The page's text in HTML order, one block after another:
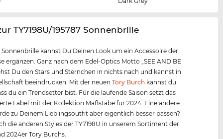
TY7198U/195787 Sonnenbrille
Sonnenbrille kannst Du Deinen Look um ein Accessoire der
ergänzen. Ganz nach dem Edel-Optics Motto „SEE AND BE
Du den Stars und Sternchen in nichts nach und kannst in
beeindrucken. Mit der neuenTory Burch kannst du
du ein Trendsetter bist. Für die laufende Saison setzt das
Label mit der Kollektion Maßstäbe für 2024. Eine andere
zu Deinem Lieblingsoutfit aber eigentlich besser passen?
die anderen Styles der TY7198U in unserem Sortiment der
2024er Tory Burchs.